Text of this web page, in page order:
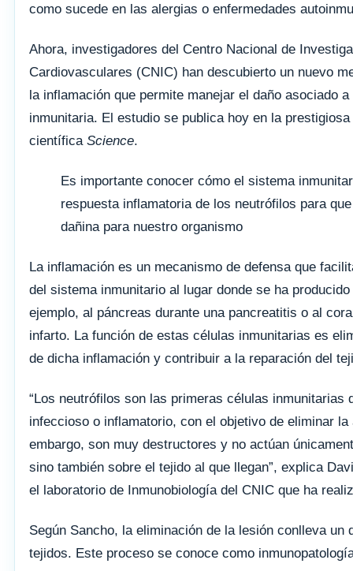
como sucede en las alergias o enfermedades
Ahora, investigadores del Centro Nacional de
Cardiovasculares (CNIC) han descubierto un nuevo
la inflamación que permite manejar el daño asociado
inmunitaria. El estudio se publica hoy en la
científica Science.
Es importante conocer cómo el sistema
respuesta inflamatoria de los neutrófilos para
dañina para nuestro organismo
La inflamación es un mecanismo de defensa que
del sistema inmunitario al lugar donde se ha
ejemplo, al páncreas durante una pancreatitis o al
infarto. La función de estas células inmunitarias es
de dicha inflamación y contribuir a la reparación del
“Los neutrófilos son las primeras células inmunitarias
infeccioso o inflamatorio, con el objetivo de eliminar la
embargo, son muy destructores y no actúan
sino también sobre el tejido al que llegan”, explica
el laboratorio de Inmunobiología del CNIC que ha
Según Sancho, la eliminación de la lesión conlleva un
tejidos. Este proceso se conoce como